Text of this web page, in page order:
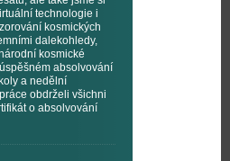
technologie i
kosmických
dalekohledy,
kosmické
absolvování
a nedělní
obdrželi všichni
o absolvování